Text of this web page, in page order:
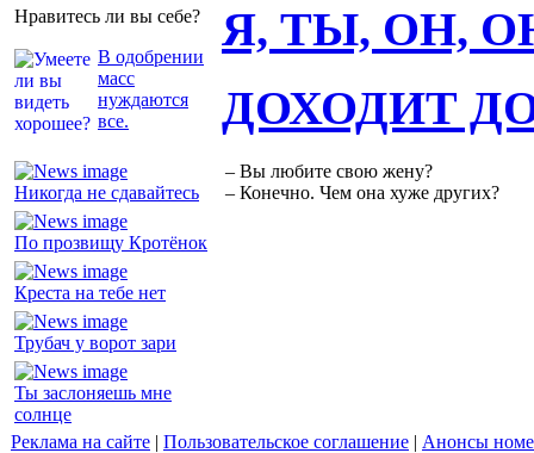
Нравитесь ли вы себе?
В одобрении
масс
нуждаются
все.
Я, ТЫ, ОН,
Никогда не сдавайтесь
По прозвищу Кротёнок
Креста на тебе нет
Трубач у ворот зари
Ты заслоняешь мне
солнце
ДОХОДИТ
– Вы любите свою жену?
– Конечно. Чем она хуже других?
Реклама на сайте | Пользовательское соглашение | Анонсы